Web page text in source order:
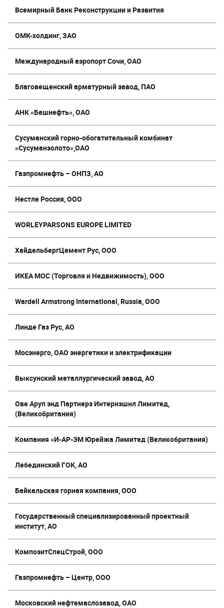
Всемирный Банк Реконструкции и Развития
ОМК-холдинг, ЗАО
Международный аэропорт Сочи, ОАО
Благовещенский арматурный завод, ПАО
АНК «Башнефть», ОАО
Сусуманский горно-обогатительный комбинат
«Сусуманзолото»,ОАО
Газпромнефть – ОНПЗ, АО
Нестле Россия, ООО
WORLEYPARSONS EUROPE LIMITED
ХайдельбергЦемент Рус, ООО
ИКЕА МОС (Торговля и Недвижимость), ООО
Wardell Armstrong International, Russia, ООО
Линде Газ Рус, АО
Мосэнерго, ОАО энергетики и электрификации
Выксунский металлургический завод, АО
Ове Аруп энд Партнерз Интернэшнл Лимитед,
(Великобритания)
Компания «И-АР-ЭМ Юрейжа Лимитед (Великобритания)
Лебединский ГОК, АО
Байкальская горная компания, ООО
Государственный специализированный проектный
институт, АО
КомпозитСпецСтрой, ООО
Газпромнефть – Центр, ООО
Московский нефтемаслозавод, ОАО